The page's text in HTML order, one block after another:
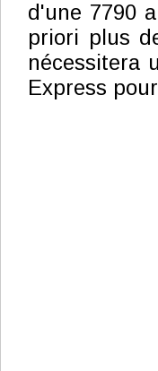
d'une 7790
priori plus
nécessitera
Express